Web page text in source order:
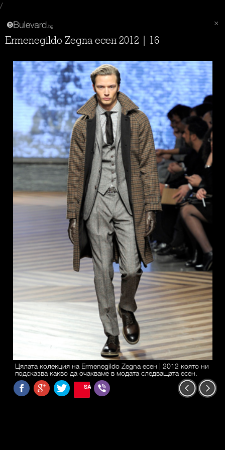
/
Ermenegildo Zegna есен 2012 | 16
Цялата колекция на Ermenegildo Zegna есен | 2012 която ни
подсказва какво да очакваме в модата следващата есен.
SAVE